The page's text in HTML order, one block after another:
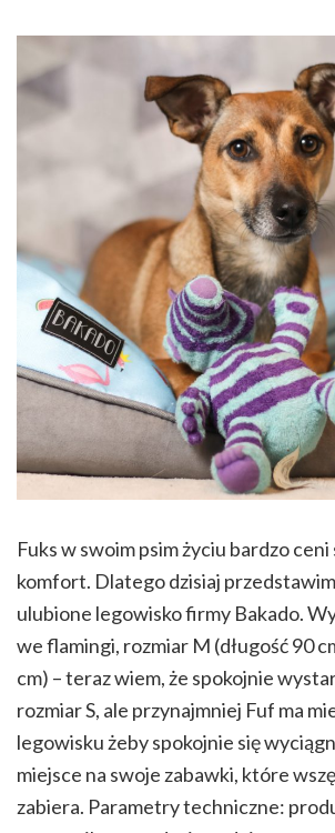
Fuks w swoim psim życiu bardzo
komfort. Dlatego dzisiaj
ulubione legowisko firmy Bakado.
we flamingi, rozmiar M (długość 90
cm) – teraz wiem, że spokojnie
rozmiar S, ale przynajmniej Fuf ma
legowisku żeby spokojnie się
miejsce na swoje zabawki, które
zabiera. Parametry techniczne: